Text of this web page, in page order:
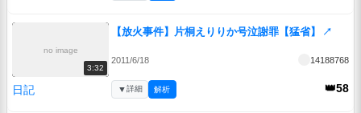
no image
3:32
【放火事件】片桐えりりか号泣謝罪【猛省】 ↗
2011/6/18 14188768
日記 👑58
▼詳細 解析